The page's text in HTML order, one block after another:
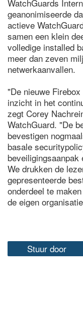
WatchGuards
geanonimiseerde
actieve
samen een klein
volledige installed
meer dan zeven
netwerkaanvallen.
"De nieuwe
inzicht in het
zegt Corey
WatchGuard. "De
bevestigen
basale
beveiligingsaanpak
We drukken de
gepresenteerde
onderdeel te
de eigen
Stuur door